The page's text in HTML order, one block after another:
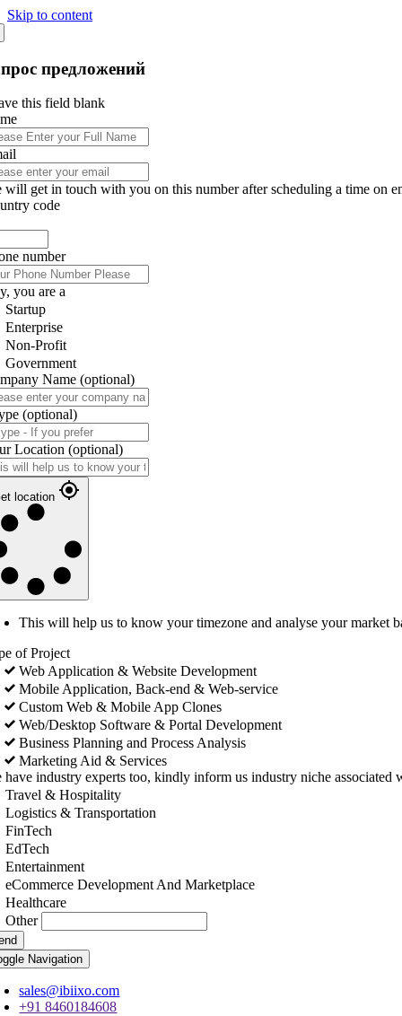
Skip to content
предложений
this field blank
will get in touch with you on this number after scheduling a time on
code
number
you are a
Startup
Enterprise
Non-Profit
Government
Name (optional)
(optional)
Location (optional)
location
This will help us to know your timezone and analyse your market
of Project
Web Application & Website Development
Mobile Application, Back-end & Web-service
Custom Web & Mobile App Clones
Web/Desktop Software & Portal Development
Business Planning and Process Analysis
Marketing Aid & Services
have industry experts too, kindly inform us industry niche associated
Travel & Hospitality
Logistics & Transportation
FinTech
EdTech
Entertainment
eCommerce Development And Marketplace
Healthcare
Other
Navigation
sales@ibiixo.com
+91 8460184608